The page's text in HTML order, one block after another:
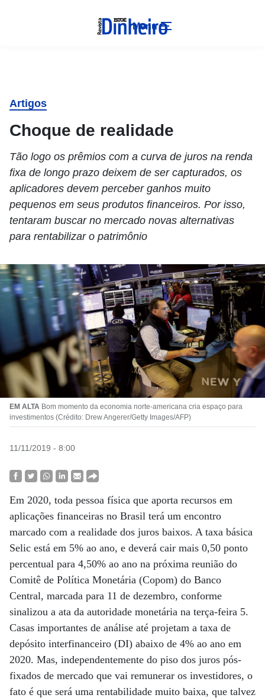
Menu
Artigos
Choque de realidade
Tão logo os prêmios com a curva de juros na renda
fixa de longo prazo deixem de ser capturados, os
aplicadores devem perceber ganhos muito
pequenos em seus produtos financeiros. Por isso,
tentaram buscar no mercado novas alternativas
para rentabilizar o patrimônio
EM ALTA Bom momento da economia norte-americana cria espaço para
investimentos (Crédito: Drew Angerer/Getty Images/AFP)
11/11/2019 - 8:00
Em 2020, toda pessoa física que aporta recursos em
aplicações financeiras no Brasil terá um encontro
marcado com a realidade dos juros baixos. A taxa básica
Selic está em 5% ao ano, e deverá cair mais 0,50 ponto
percentual para 4,50% ao ano na próxima reunião do
Comitê de Política Monetária (Copom) do Banco
Central, marcada para 11 de dezembro, conforme
sinalizou a ata da autoridade monetária na terça-feira 5.
Casas importantes de análise até projetam a taxa de
depósito interfinanceiro (DI) abaixo de 4% ao ano em
2020. Mas, independentemente do piso dos juros pós-
fixados de mercado que vai remunerar os investidores, o
fato é que será uma rentabilidade muito baixa, que talvez